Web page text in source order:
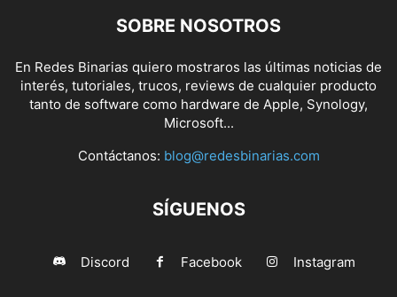
SOBRE NOSOTROS
En Redes Binarias quiero mostraros las últimas noticias de
interés, tutoriales, trucos, reviews de cualquier producto
tanto de software como hardware de Apple, Synology,
Microsoft...
Contáctanos: blog@redesbinarias.com
SÍGUENOS
Discord Facebook Instagram